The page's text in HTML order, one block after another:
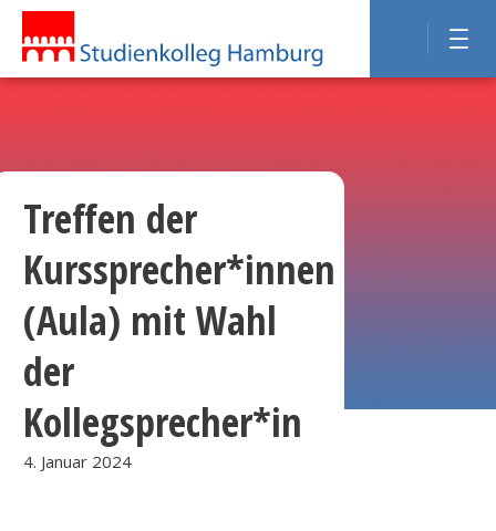
Treffen der
Kurssprecher*innen
(Aula) mit Wahl
der
Kollegsprecher*in
4. Januar 2024